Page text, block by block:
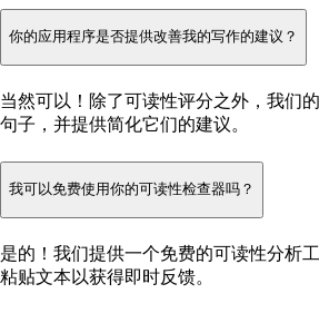
你的应用程序是否提供改善我的写作的建议？
当然可以！除了可读性评分之外，我们
句子，并提供简化它们的建议。
我可以免费使用你的可读性检查器吗？
是的！我们提供一个免费的可读性分析
粘贴文本以获得即时反馈。